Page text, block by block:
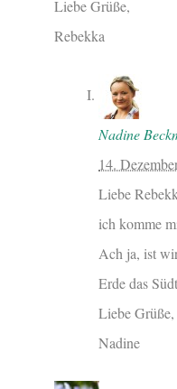
Liebe Grüße,
Rebekka
Nadine
14.
Liebe
ich komme
Ach ja, ist
Erde das
Liebe Grüße,
Nadine